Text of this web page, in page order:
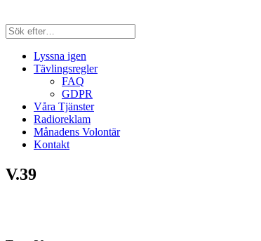
Lyssna igen
Tävlingsregler
FAQ
GDPR
Våra Tjänster
Radioreklam
Månadens Volontär
Kontakt
V.39